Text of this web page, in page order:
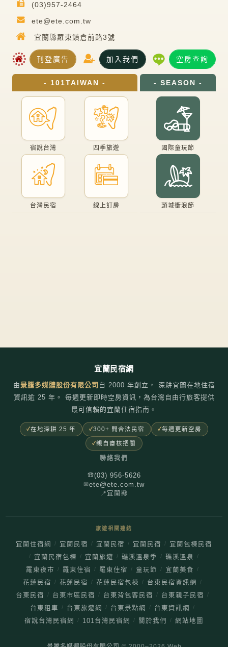
(03)957-2464
ete@ete.com.tw
宜蘭縣羅東鎮倉前路3號
刊登廣告 加入我們 空房查詢
- 101TAIWAN -
宿說台灣 四季旅遊
台灣民宿 線上訂房
- SEASON -
國際童玩節
頭城衝浪節
宜蘭民宿網
由景騰多媒體股份有限公司 自 2000 年創立， 深耕宜蘭在地住宿
資訊逾 25 年。 每週更新即時空房資訊，為台灣自由行旅客提供
最可信賴的宜蘭住宿指南。
在地深耕 25 年 300+ 間合法民宿 每週更新空房
親自審核把關
聯絡我們
☎(03) 956-5626
✉ete@ete.com.tw
📍 宜蘭縣
旅遊相關連結
宜蘭住宿網 / 宜蘭民宿 / 宜蘭民宿 / 宜蘭民宿 / 宜蘭包棟民宿
/ 宜蘭民宿包棟 / 宜蘭旅遊 / 礁溪溫泉季 / 礁溪溫泉 /
羅東夜市 / 羅東住宿 / 羅東住宿 / 童玩節 / 宜蘭美食 /
花蓮民宿 / 花蓮民宿 / 花蓮民宿包棟 / 台東民宿資訊網 /
台東民宿 / 台東市區民宿 / 台東背包客民宿 / 台東親子民宿 /
台東租車 / 台東旅遊網 / 台東景點網 / 台東資訊網 /
宿說台灣民宿網 / 101台灣民宿網 / 關於我們 / 網站地圖